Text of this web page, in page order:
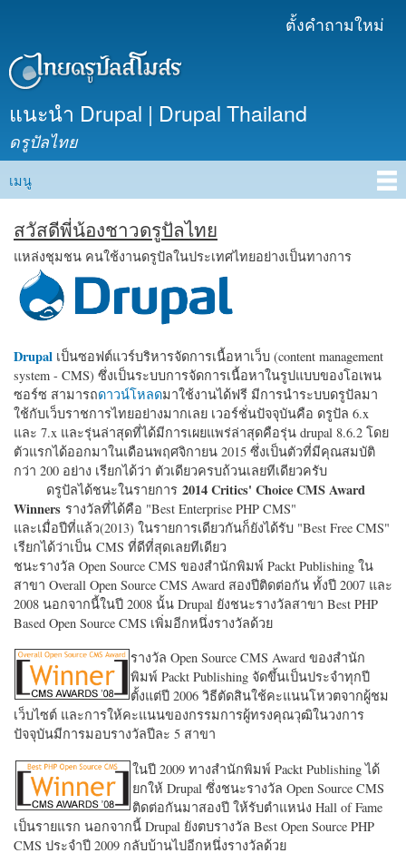
เนื้อหา
ตั้งคำถามใหม่
แนะนำ Drupal | Drupal Thailand
ดรูปัลไทย
Main menu
เมนู
สวัสดีพี่น้องชาวดรูปัลไทย
แหล่งชุมชน คนใช้งานดรูปัลในประเทศไทยอย่างเป็นทางการ
Drupal เป็นซอฟต์แวร์บริหารจัดการเนื้อหาเว็บ (content management
system - CMS) ซึ่งเป็นระบบการจัดการเนื้อหาในรูปแบบของโอเพน
ซอร์ซ สามารถดาวน์โหลดมาใช้งานได้ฟรี มีการนำระบบดรูปัลมา
ใช้กับเว็บราชการไทยอย่างมากเลย เวอร์ชั่นปัจจุบันคือ ดรูปัล 6.x
และ 7.x และรุ่นล่าสุดที่ได้มีการเผยแพร่ล่าสุดคือรุ่น drupal 8.6.2 โดย
ตัวแรกได้ออกมาในเดือนพฤศจิกายน 2015 ซึ่งเป็นตัวที่มีคุณสมบัติ
กว่า 200 อย่าง เรียกได้ว่า ตัวเดียวครบถ้วนเลยทีเดียวครับ
ดรูปัลได้ชนะในรายการ 2014 Critics' Choice CMS Award
Winners รางวัลที่ได้คือ "Best Enterprise PHP CMS"
และเมื่อปีที่แล้ว(2013) ในรายการเดียวกันก็ยังได้รับ "Best Free CMS"
เรียกได้ว่าเป็น CMS ที่ดีที่สุดเลยทีเดียว
ชนะรางวัล Open Source CMS ของสำนักพิมพ์ Packt Publishing ใน
สาขา Overall Open Source CMS Award สองปีติดต่อกัน ทั้งปี 2007 และ
2008 นอกจากนี้ในปี 2008 นั้น Drupal ยังชนะรางวัลสาขา Best PHP
Based Open Source CMS เพิ่มอีกหนึ่งรางวัลด้วย
รางวัล Open Source CMS Award ของสำนัก
พิมพ์ Packt Publishing จัดขึ้นเป็นประจำทุกปี
ตั้งแต่ปี 2006 วิธีตัดสินใช้คะแนนโหวตจากผู้ชม
เว็บไซต์ และการให้คะแนนของกรรมการผู้ทรงคุณวุฒิในวงการ
ปัจจุบันมีการมอบรางวัลปีละ 5 สาขา
ในปี 2009 ทางสำนักพิมพ์ Packt Publishing ได้
ยกให้ Drupal ซึ่งชนะรางวัล Open Source CMS
ติดต่อกันมาสองปี ให้รับตำแหน่ง Hall of Fame
เป็นรายแรก นอกจากนี้ Drupal ยังตบรางวัล Best Open Source PHP
CMS ประจำปี 2009 กลับบ้านไปอีกหนึ่งรางวัลด้วย